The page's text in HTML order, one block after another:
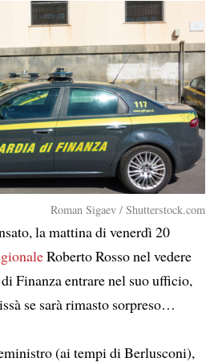
Roman Sigaev / Shutterstock.com
la mattina di venerdì 20
Roberto Rosso nel vedere
Finanza entrare nel suo ufficio,
se sarà rimasto sorpreso…
(ai tempi di Berlusconi),